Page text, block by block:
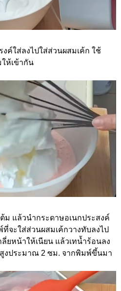
ค์ใส่ลงไปใส่ส่วนผสมเค้ก ใช้
ห้เข้ากัน
ม แล้วนำกระดาษอเนกประสงค์
จะใส่ส่วนผสมเค้กวางทับลงไป
ยหน้าให้เนียน แล้วเทน้ำร้อนลง
งประมาณ 2 ซม. จากพิมพ์ขึ้นมา